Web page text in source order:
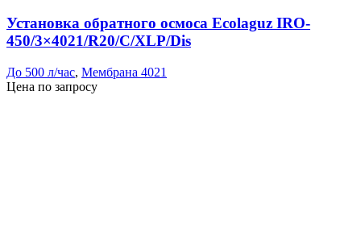
Установка обратного осмоса Ecolaguz IRO-
450/3×4021/R20/C/XLP/Dis
До 500 л/час, Мембрана 4021
Цена по запросу